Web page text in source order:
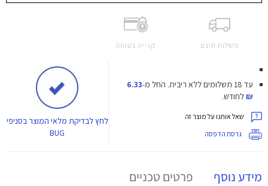
משלוח חינם קנייה בטוחה
עד 18 תשלומים ללא ריבית. החל מ-6.33
₪לחודש.
שאל אותנו על מוצר זה
גרסת הדפסה
לחץלבדיקת מלאי המוצר בסניפי
BUG
מידע נוסף פרטים טכניים